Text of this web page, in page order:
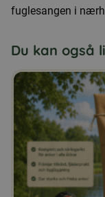
fuglesangen i
Du kan også